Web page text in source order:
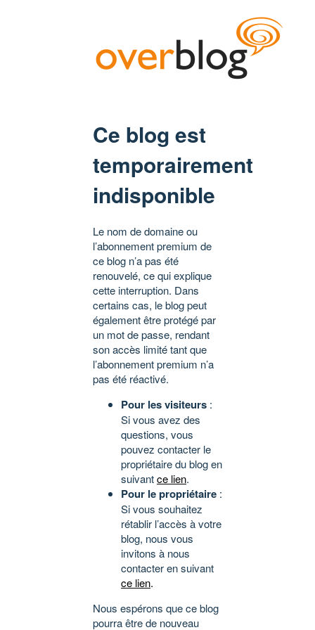
Ce blog est
temporairement
indisponible
Le nom de domaine ou
l’abonnement premium de
ce blog n’a pas été
renouvelé, ce qui explique
cette interruption. Dans
certains cas, le blog peut
également être protégé par
un mot de passe, rendant
son accès limité tant que
l’abonnement premium n’a
pas été réactivé.
Pour les visiteurs :
Si vous avez des
questions, vous
pouvez contacter le
propriétaire du blog en
suivantce lien.
Pour le propriétaire :
Si vous souhaitez
rétablir l’accès à votre
blog, nous vous
invitons à nous
contacter en suivant
ce lien.
Nous espérons que ce blog
pourra être de nouveau